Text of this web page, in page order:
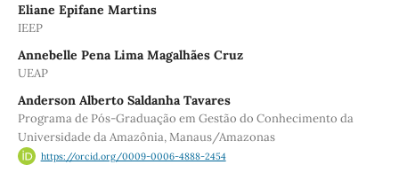
Eliane Epifane Martins
IEEP
Annebelle Pena Lima Magalhães Cruz
UEAP
Anderson Alberto Saldanha Tavares
Programa de Pós-Graduação em Gestão do Conhecimento da
Universidade da Amazônia, Manaus/Amazonas
https://orcid.org/0009-0006-4888-2454